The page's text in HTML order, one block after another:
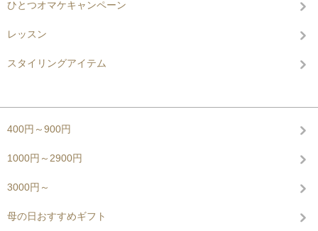
ひとつオマケキャンペーン
レッスン
スタイリングアイテム
400円～900円
1000円～2900円
3000円～
母の日おすすめギフト